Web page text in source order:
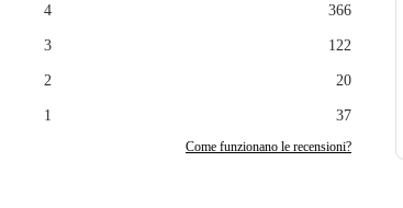
4 366
3 122
2 20
1 37
Come funzionano le recensioni?